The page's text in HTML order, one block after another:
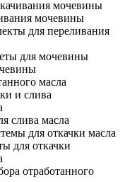
мочевины
мочевины
для переливания
для мочевины
масла
и слива
слива масла
для откачки масла
для откачки
отработанного